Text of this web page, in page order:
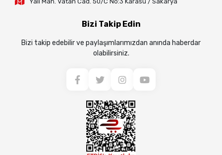
Bizi Takip Edin
Bizi takip edebilir ve paylaşımlarımızdan anında haberdar
olabilirsiniz.